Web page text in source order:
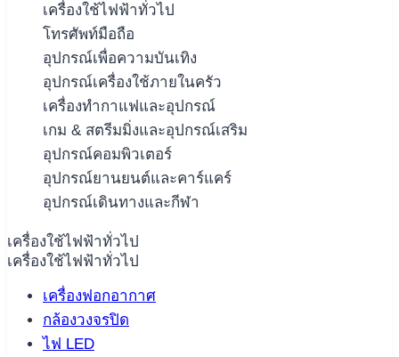
เครื่องใช้ไฟฟ้าทั่วไป
โทรศัพท์มือถือ
อุปกรณ์เพื่อความบันเทิง
อุปกรณ์เครื่องใช้ภายในครัว
เครื่องทำกาแฟและอุปกรณ์
เกม & สตรีมมิ่งและอุปกรณ์เสริม
อุปกรณ์คอมพิวเตอร์
อุปกรณ์ยานยนต์และคาร์แคร์
อุปกรณ์เดินทางและกีฬา
เครื่องใช้ไฟฟ้าทั่วไป
เครื่องใช้ไฟฟ้าทั่วไป
เครื่องฟอกอากาศ
กล้องวงจรปิด
ไฟ LED